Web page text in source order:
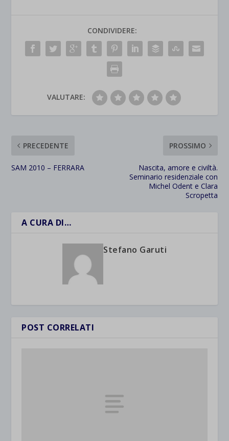
CONDIVIDERE:
VALUTARE:
PRECEDENTE
SAM 2010 – FERRARA
PROSSIMO
Nascita, amore e civiltà.
Seminario residenziale con
Michel Odent e Clara
Scropetta
A CURA DI…
Stefano Garuti
POST CORRELATI